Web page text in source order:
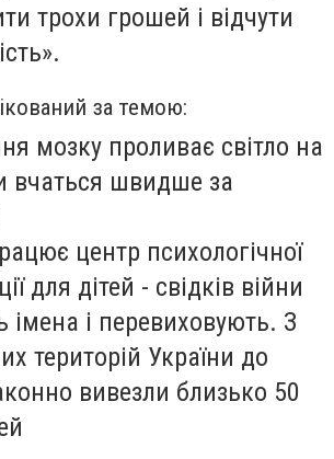
трохи грошей і відчути
за темою:
мозку проливає світло на
вчаться швидше за
центр психологічної
для дітей - свідків війни
імена і перевиховують. З
територій України до
вивезли близько 50